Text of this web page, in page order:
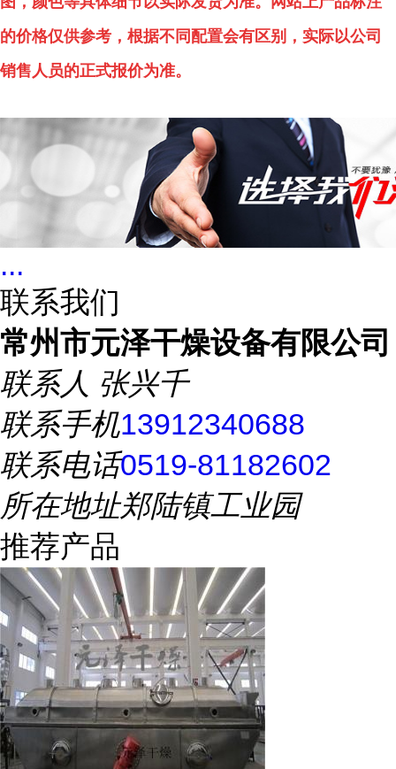
的价格仅供参考，根据不同配置会有区别，实际以公司
销售人员的正式报价为准。
...
联系我们
常州市元泽干燥设备有限公司
联系人 张兴千
联系手机13912340688
联系电话0519-81182602
所在地址郑陆镇工业园
推荐产品